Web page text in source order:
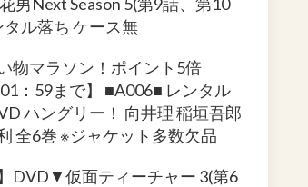
タル落ち ケース無
い物マラソン！ポイント5倍
：59まで】 ■A006■ レンタル
ハングリー！ 向井理 稲垣吾郎
全6巻 ※ジャケット多数欠品
】DVD▼仮面ティーチャー 3(第6